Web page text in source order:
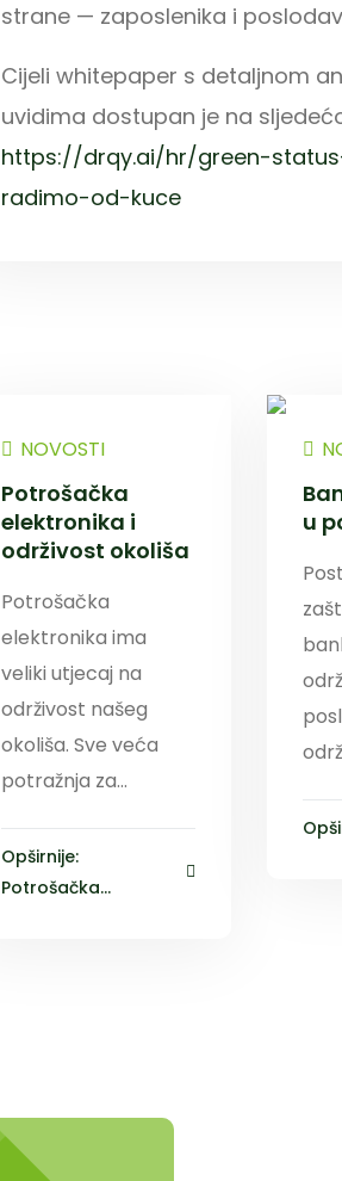
strane — zaposlenika i
Cijeli whitepaper s detaljnom
uvidima dostupan je na
https://drqy.ai/hr/green-
radimo-od-kuce
NOVOSTI
Potrošačka
elektronika i
održivost okoliša
Potrošačka
elektronika ima
veliki utjecaj na
održivost našeg
okoliša. Sve veća
potražnja za...
Opširnije:
Potrošačka...
u